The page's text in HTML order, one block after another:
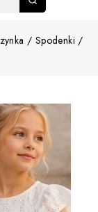
/ Spodenki /